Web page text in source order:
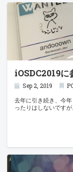
iOSDC2019に
Sep 2, 2019
去年に引き続き、今
ったりはしないです